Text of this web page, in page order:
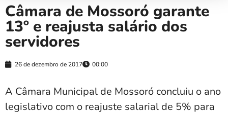
Câmara de Mossoró garante
13º e reajusta salário dos
servidores
26 de dezembro de 2017 00:00
A Câmara Municipal de Mossoró concluiu o ano
legislativo com o reajuste salarial de 5% para